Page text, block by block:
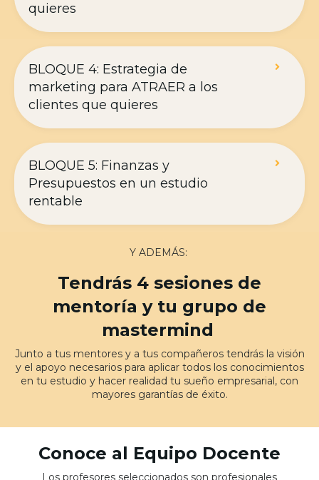
quieres
BLOQUE 4: Estrategia de
marketing para ATRAER a los
clientes que quieres
BLOQUE 5: Finanzas y
Presupuestos en un estudio
rentable
Y ADEMÁS:
Tendrás 4 sesiones de
mentoría y tu grupo de
mastermind
Junto a tus mentores y a tus compañeros tendrás la visión
y el apoyo necesarios para aplicar todos los conocimientos
en tu estudio y hacer realidad tu sueño empresarial, con
mayores garantías de éxito.
Conoce al Equipo Docente